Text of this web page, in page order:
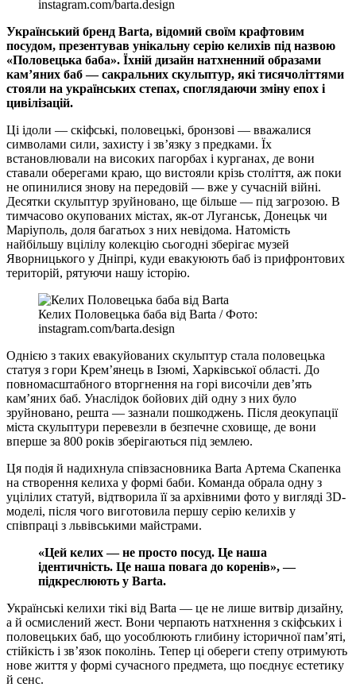
instagram.com/barta.design
Український бренд Barta, відомий своїм крафтовим
посудом, презентував унікальну серію келихів під назвою
«Половецька баба». Їхній дизайн натхненний образами
кам’яних баб — сакральних скульптур, які тисячоліттями
стояли на українських степах, споглядаючи зміну епох і
цивілізацій.
Ці ідоли — скіфські, половецькі, бронзові — вважалися
символами сили, захисту і зв’язку з предками. Їх
встановлювали на високих пагорбах і курганах, де вони
ставали оберегами краю, що вистояли крізь століття, аж поки
не опинилися знову на передовій — вже у сучасній війні.
Десятки скульптур зруйновано, ще більше — під загрозою. В
тимчасово окупованих містах, як-от Луганськ, Донецьк чи
Маріуполь, доля багатьох з них невідома. Натомість
найбільшу вцілілу колекцію сьогодні зберігає музей
Яворницького у Дніпрі, куди евакуюють баб із прифронтових
територій, рятуючи нашу історію.
Келих Половецька баба від Barta / Фото:
instagram.com/barta.design
Однією з таких евакуйованих скульптур стала половецька
статуя з гори Крем’янець в Ізюмі, Харківської області. До
повномасштабного вторгнення на горі височіли дев’ять
кам’яних баб. Унаслідок бойових дій одну з них було
зруйновано, решта — зазнали пошкоджень. Після деокупації
міста скульптури перевезли в безпечне сховище, де вони
вперше за 800 років зберігаються під землею.
Ця подія й надихнула співзасновника Barta Артема Скапенка
на створення келиха у формі баби. Команда обрала одну з
уцілілих статуй, відтворила її за архівними фото у вигляді 3D-
моделі, після чого виготовила першу серію келихів у
співпраці з львівськими майстрами.
«Цей келих — не просто посуд. Це наша
ідентичність. Це наша повага до коренів», —
підкреслюють у Barta.
Українські келихи тікі від Barta — це не лише витвір дизайну,
а й осмислений жест. Вони черпають натхнення з скіфських і
половецьких баб, що уособлюють глибину історичної пам’яті,
стійкість і зв’язок поколінь. Тепер ці обереги степу отримують
нове життя у формі сучасного предмета, що поєднує естетику
й сенс.